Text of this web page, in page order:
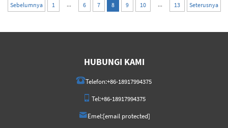
Sebelumnya 1 ... 6 7 8 9 10 ... 13 Seterusnya
HUBUNGI KAMI
Telefon:+86-18917994375
Tel:+86-18917994375
Emel:[email protected]